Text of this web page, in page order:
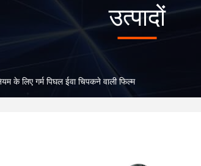
उत्पादों
के लिए गर्म पिघल ईवा चिपकने वाली फिल्म